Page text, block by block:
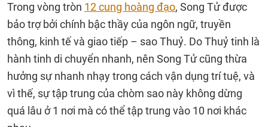
Trong vòng tròn 12 cung hoàng đạo, Song Tử được
bảo trợ bởi chính bậc thầy của ngôn ngữ, truyền
thông, kinh tế và giao tiếp – sao Thuỷ. Do Thuỷ tinh là
hành tinh di chuyển nhanh, nên Song Tử cũng thừa
hưởng sự nhanh nhạy trong cách vận dụng trí tuệ, và
vì thế, sự tập trung của chòm sao này không dừng
quá lâu ở 1 nơi mà có thể tập trung vào 10 nơi khác